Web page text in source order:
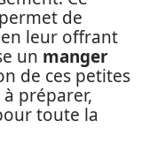
de
leur offrant
un manger
de ces petites
préparer,
toute la